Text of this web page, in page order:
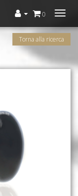
Menù
0
Torna alla ricerca